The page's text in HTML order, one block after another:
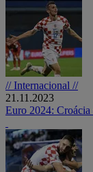
// Internacional //
21.11.2023
Euro 2024: Croácia